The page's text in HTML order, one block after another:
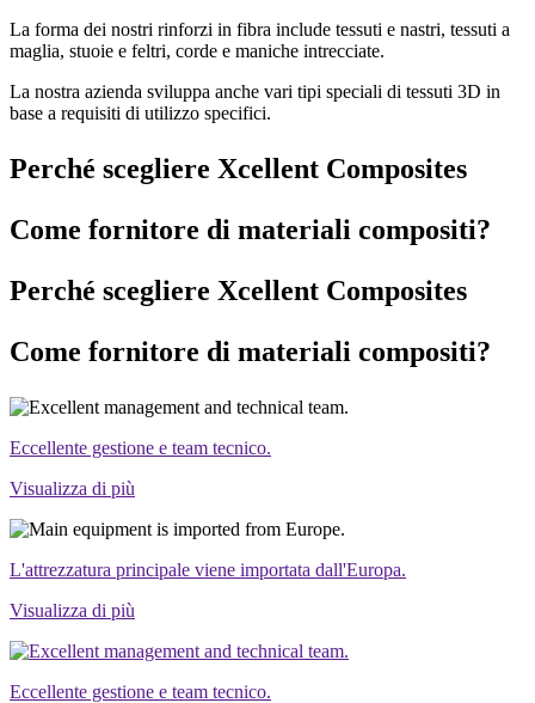
La forma dei nostri rinforzi in fibra include tessuti e nastri, tessuti a
maglia, stuoie e feltri, corde e maniche intrecciate.
La nostra azienda sviluppa anche vari tipi speciali di tessuti 3D in
base a requisiti di utilizzo specifici.
Perché scegliere Xcellent Composites
Come fornitore di materiali compositi?
Perché scegliere Xcellent Composites
Come fornitore di materiali compositi?
Eccellente gestione e team tecnico.
Visualizza di più
L'attrezzatura principale viene importata dall'Europa.
Visualizza di più
Eccellente gestione e team tecnico.